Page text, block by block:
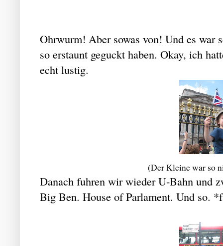
Ohrwurm! Aber sowas von! Und es war
so erstaunt geguckt haben. Okay, ich
echt lustig.
(Der Kleine war so
Danach fuhren wir wieder U-Bahn und
Big Ben. House of Parlament. Und so.